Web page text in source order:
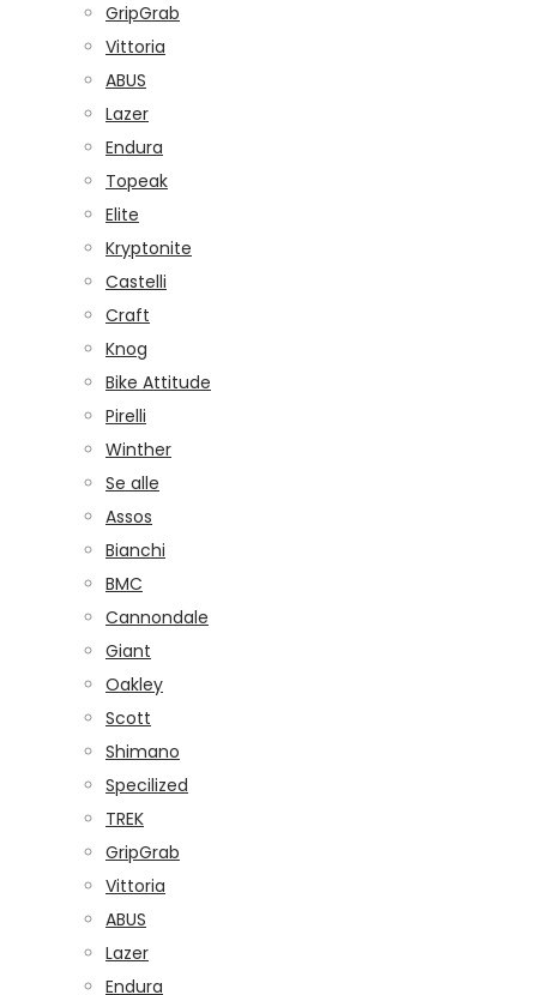
GripGrab
Vittoria
ABUS
Lazer
Endura
Topeak
Elite
Kryptonite
Castelli
Craft
Knog
Bike Attitude
Pirelli
Winther
Se alle
Assos
Bianchi
BMC
Cannondale
Giant
Oakley
Scott
Shimano
Specilized
TREK
GripGrab
Vittoria
ABUS
Lazer
Endura